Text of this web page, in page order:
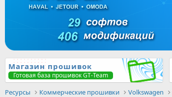
Магазин прошивок
Готовая база прошивок GT-Team
Ресурсы Коммерческие прошивки Volkswagen